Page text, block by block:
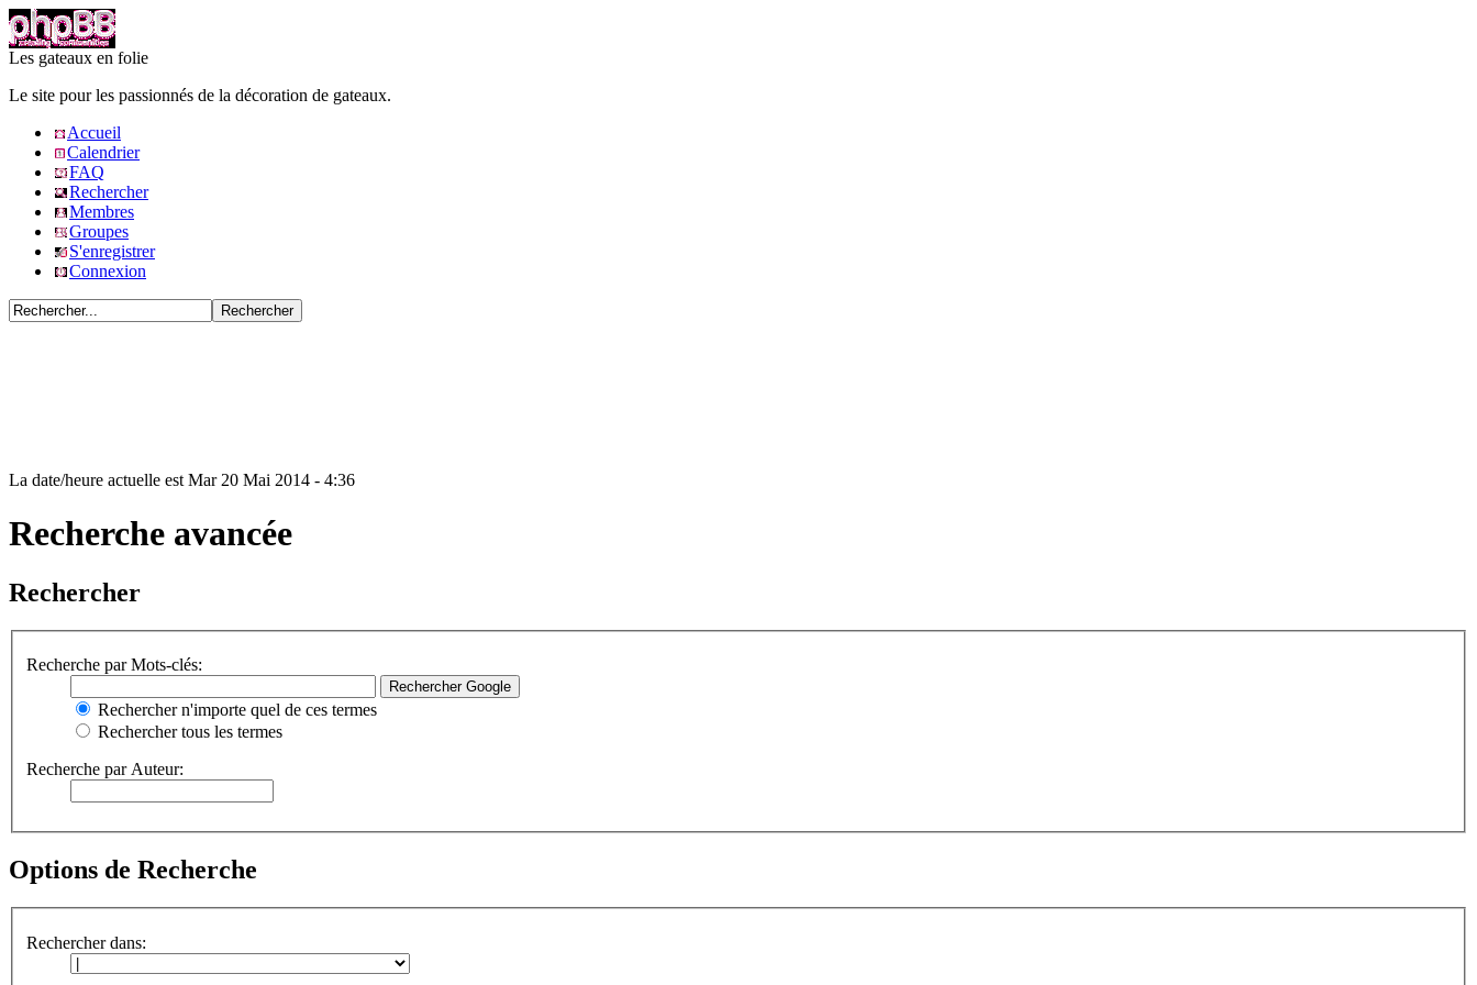
Les gateaux en folie
Le site pour les passionnés de la décoration de gateaux.
Accueil
Calendrier
FAQ
Rechercher
Membres
Groupes
S'enregistrer
Connexion
La date/heure actuelle est Mar 20 Mai 2014 - 4:36
Recherche avancée
Rechercher
Recherche par Mots-clés:
Rechercher n'importe quel de ces termes
Rechercher tous les termes
Recherche par Auteur:
Options de Recherche
Rechercher dans: